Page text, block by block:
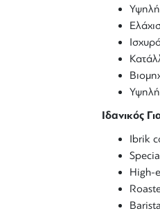
Υψηλή
Υψηλή
Ιδανικός
Ibrik
High-